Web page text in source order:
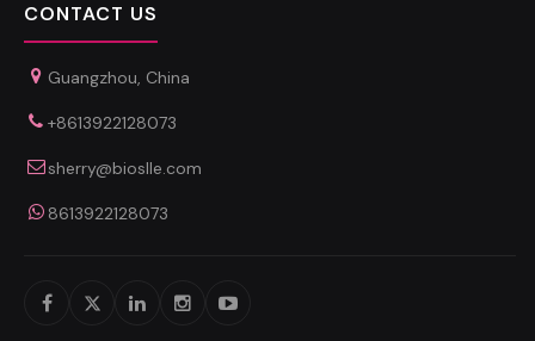
CONTACT US
Guangzhou, China
+8613922128073
sherry@bioslle.com
8613922128073